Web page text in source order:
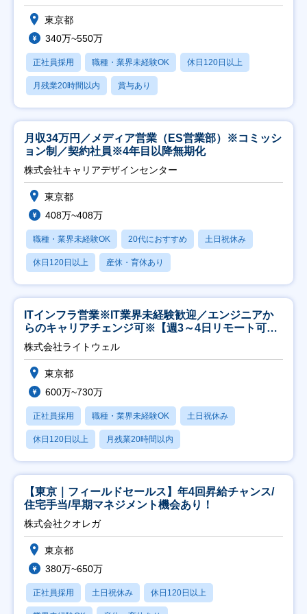
東京都
340万~550万
正社員採用 職種・業界未経験OK 休日120日以上
月残業20時間以内 賞与あり
月収34万円／メディア営業（ES営業部）※コミッシ
ョン制／契約社員※4年目以降無期化
株式会社キャリアデザインセンター
東京都
408万~408万
職種・業界未経験OK 20代におすすめ 土日祝休み
休日120日以上 産休・育休あり
ITインフラ営業※IT業界未経験歓迎／エンジニアか
らのキャリアチェンジ可※【週3～4日リモート可
能】
株式会社ライトウェル
東京都
600万~730万
正社員採用 職種・業界未経験OK 土日祝休み
休日120日以上 月残業20時間以内
【東京｜フィールドセールス】年4回昇給チャンス/
住宅手当/早期マネジメント機会あり！
株式会社クオレガ
東京都
380万~650万
正社員採用 土日祝休み 休日120日以上